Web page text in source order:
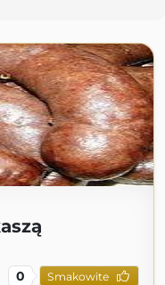
0 Smakowite